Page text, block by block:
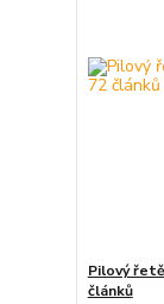
Pilový
článků